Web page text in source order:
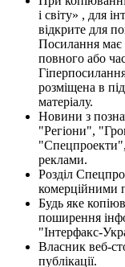
і світу» , для
відкрите для
Посилання має
повного або
розміщена в
матеріалу.
Новини з
"Регіони",
реклами.
Розділ
комерційними
Будь яке
поширення
"Інтерфакс-
Власник веб-
публікації.